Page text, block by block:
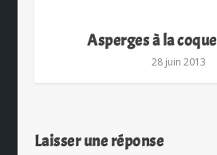
Asperges à la
28 juin 2013
Laisser une réponse